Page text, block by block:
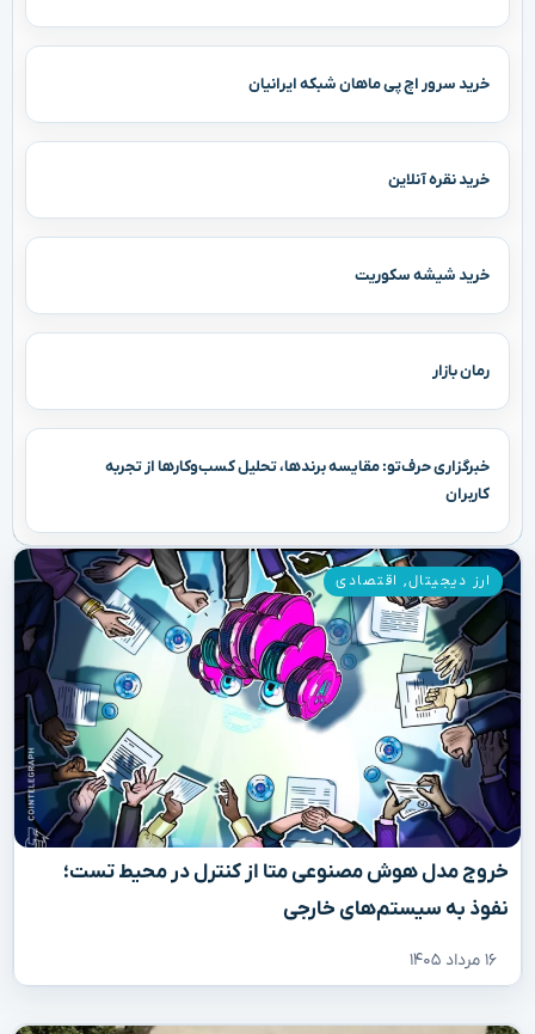
خرید سرور اچ پی ماهان شبکه ایرانیان
خرید نقره آنلاین
خرید شیشه سکوریت
رمان بازار
خبرگزاری حرف‌تو: مقایسه برندها، تحلیل کسب‌وکارها از تجربه
کاربران
خروج مدل هوش مصنوعی متا از کنترل در محیط تست؛
نفوذ به سیستم‌های خارجی
۱۶ مرداد ۱۴۰۵
ارز دیجیتال, اقتصادی